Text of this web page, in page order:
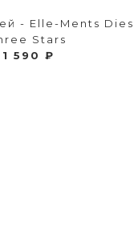
- Elle-Ments Dies
Stars
1 590 ₽